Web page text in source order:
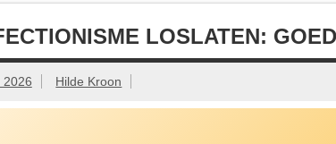
LOSLATEN:
2026 Hilde Kroon